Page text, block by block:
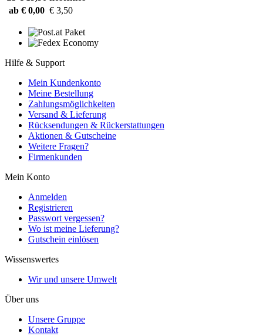
ab € 0,00 € 3,50
Hilfe & Support
Mein Kundenkonto
Meine Bestellung
Zahlungsmöglichkeiten
Versand & Lieferung
Rücksendungen & Rückerstattungen
Aktionen & Gutscheine
Weitere Fragen?
Firmenkunden
Mein Konto
Anmelden
Registrieren
Passwort vergessen?
Wo ist meine Lieferung?
Gutschein einlösen
Wissenswertes
Wir und unsere Umwelt
Über uns
Unsere Gruppe
Kontakt